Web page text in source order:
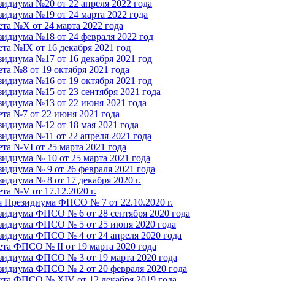
№20 от 22 апреля 2022 года
№19 от 24 марта 2022 года
№X от 24 марта 2022 года
№18 от 24 февраля 2022 год
№IX от 16 декабря 2021 год
№17 от 16 декабря 2021 год
№8 от 19 октября 2021 года
№16 от 19 октября 2021 год
№15 от 23 сентября 2021 года
№13 от 22 июня 2021 года
№7 от 22 июня 2021 года
№12 от 18 мая 2021 года
№11 от 22 апреля 2021 года
№VI от 25 марта 2021 года
№ 10 от 25 марта 2021 года
№ 9 от 26 февраля 2021 года
№ 8 от 17 декабря 2020 г.
№V от 17.12.2020 г.
Президиума ФПСО № 7 от 22.10.2020 г.
ФПСО № 6 от 28 сентября 2020 года
ФПСО № 5 от 25 июня 2020 года
ФПСО № 4 от 24 апреля 2020 года
ФПСО № II от 19 марта 2020 года
ФПСО № 3 от 19 марта 2020 года
ФПСО № 2 от 20 февраля 2020 года